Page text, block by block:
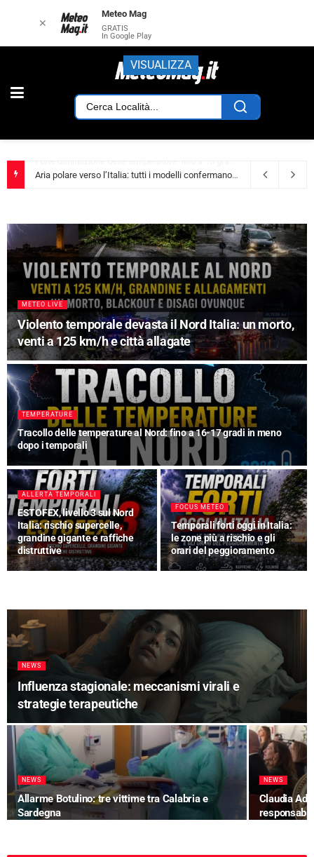
Duro colpo all’estate: ecco la data della svolta meteo 3 settimane ago
METEO NEWS
Raffica di temporali in arrivo: rischio grandine e
nubifragi
TEMPERATURE
Forte diminuzione delle temperature: fino a 15 gradi in meno
DISCOVER METEO
Aria polare verso l’Italia: tutti i
modelli confermano il
cambiamento
FOCUS METEO
Duro colpo all’estate: ecco la
data della svolta meteo
NEWS
Influenza stagionale: meccanismi virali e
strategie terapeutiche
NEWS
Allarme Botulino: tre vittime tra Calabria e
Sardegna
NEWS
Claudia
✕
Meteo Mag
GRATIS
In Google Play
VISUALIZZA